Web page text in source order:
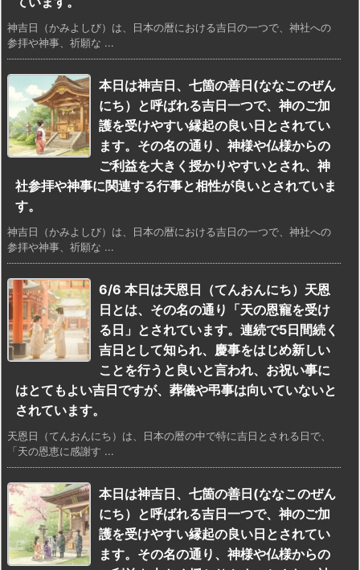
神吉日（かみよしび）は、日本の暦における吉日の一つで、神社への
参拝や神事、祈願な ...
本日は神吉日、七箇の善日(ななこのぜん
にち）と呼ばれる吉日一つで、神のご加
護を受けやすい縁起の良い日とされてい
ます。その名の通り、神様や仏様からの
ご利益を大きく授かりやすいとされ、神
社参拝や神事に関連する行事と相性が良いとされていま
す。
神吉日（かみよしび）は、日本の暦における吉日の一つで、神社への
参拝や神事、祈願な ...
6/6 本日は天恩日（てんおんにち）天恩
日とは、その名の通り「天の恩寵を受け
る日」とされています。連続で5日間続く
吉日として知られ、慶事をはじめ新しい
ことを行うと良いと言われ、お祝い事に
はとてもよい吉日ですが、葬儀や弔事は向いていないと
されています。
天恩日（てんおんにち）は、日本の暦の中で特に吉日とされる日で、
「天の恩恵に感謝す ...
本日は神吉日、七箇の善日(ななこのぜん
にち）と呼ばれる吉日一つで、神のご加
護を受けやすい縁起の良い日とされてい
ます。その名の通り、神様や仏様からの